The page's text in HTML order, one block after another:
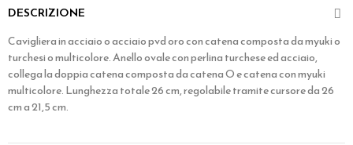
DESCRIZIONE
Cavigliera in acciaio o acciaio pvd oro con catena composta da myuki o
turchesi o multicolore. Anello ovale con perlina turchese ed acciaio,
collega la doppia catena composta da catena O e catena con myuki
multicolore. Lunghezza totale 26 cm, regolabile tramite cursore da 26
cm a 21,5 cm.